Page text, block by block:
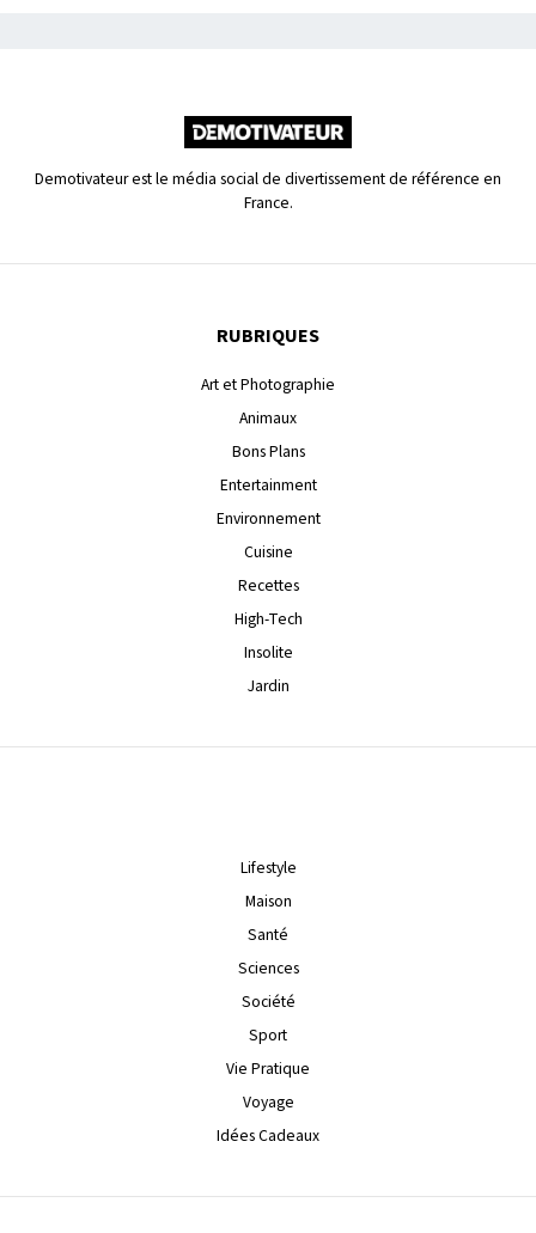
Demotivateur est le média social de divertissement de référence en
France.
RUBRIQUES
Art et Photographie
Animaux
Bons Plans
Entertainment
Environnement
Cuisine
Recettes
High-Tech
Insolite
Jardin
Lifestyle
Maison
Santé
Sciences
Société
Sport
Vie Pratique
Voyage
Idées Cadeaux